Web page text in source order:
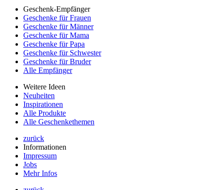
Geschenk-Empfänger
Geschenke für Frauen
Geschenke für Männer
Geschenke für Mama
Geschenke für Papa
Geschenke für Schwester
Geschenke für Bruder
Alle Empfänger
Weitere Ideen
Neuheiten
Inspirationen
Alle Produkte
Alle Geschenkethemen
zurück
Informationen
Impressum
Jobs
Mehr Infos